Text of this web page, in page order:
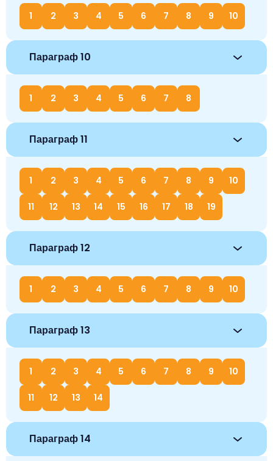
1 2 3 4 5 6 7 8 9 10
Параграф 10
1 2 3 4 5 6 7 8
Параграф 11
1 2 3 4 5 6 7 8 9 10
11 12 13 14 15 16 17 18 19
Параграф 12
1 2 3 4 5 6 7 8 9 10
Параграф 13
1 2 3 4 5 6 7 8 9 10
11 12 13 14
Параграф 14